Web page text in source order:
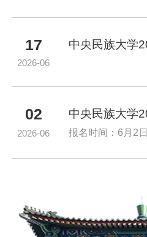
17
2026-06
02
2026-06 报名时间：6月2